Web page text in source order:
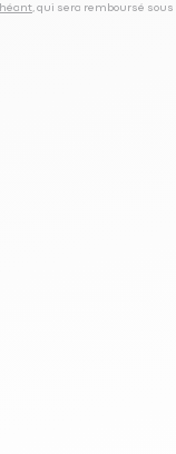
, qui sera remboursé